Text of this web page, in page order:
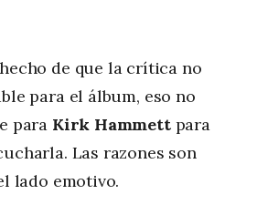
de que la crítica no
para el álbum, eso no
para Kirk Hammettpara
Las razones son
lado emotivo.